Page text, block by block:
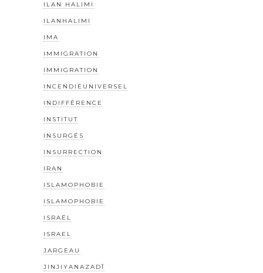
ILAN HALIMI
ILANHALIMI
IMA
IMMIGRATION
IMMIGRATION
INCENDIEUNIVERSEL
INDIFFÉRENCE
INSTITUT
INSURGÉS
INSURRECTION
IRAN
ISLAMOPHOBIE
ISLAMOPHOBIE
ISRAËL
ISRAEL
JARGEAU
JINJIYANAZADÎ